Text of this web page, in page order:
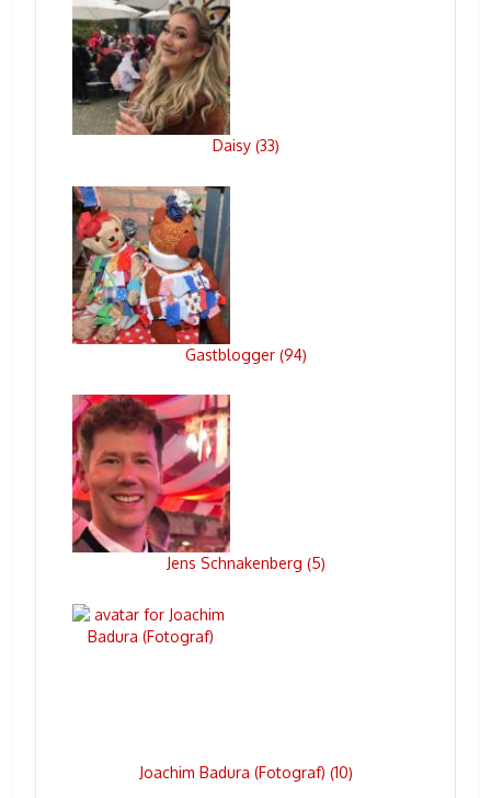
Daisy (33)
Gastblogger (94)
Jens Schnakenberg (5)
Joachim Badura (Fotograf) (10)